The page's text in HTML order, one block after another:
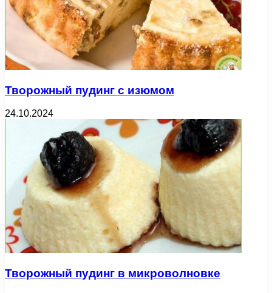
Творожный пудинг с изюмом
24.10.2024
Творожный пудинг в микроволновке